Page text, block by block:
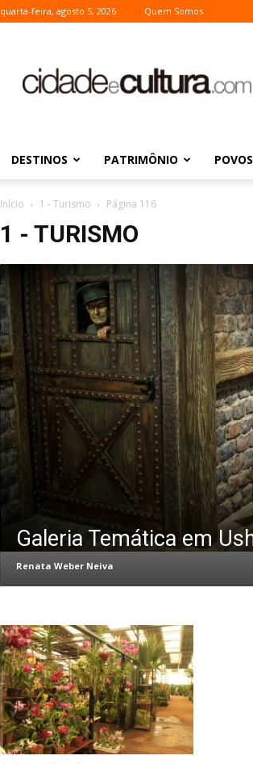
quarta-feira, agosto 5, 2026 Quem Somos
Cultura
DESTINOS PATRIMÔNIO
Início 1 - Turismo Página 116
1 - TURISMO
Galeria Temática em
Renata Weber Neiva